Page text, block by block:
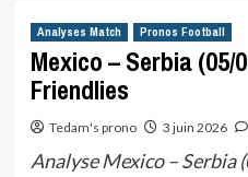
Analyses Match Pronos Football
Mexico – Serbia (05/
Friendlies
Tedam's prono 3 juin 2026
Analyse Mexico – Serbia